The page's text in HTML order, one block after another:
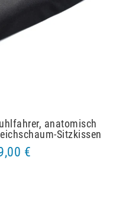
anatomisch
Sitzkissen
€